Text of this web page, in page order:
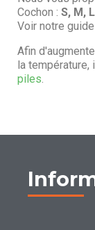
Cochon : S, M,
Voir notre
Afin
la température,
piles.